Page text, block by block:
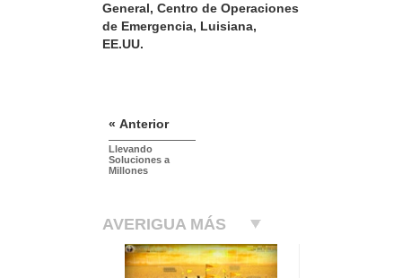
General, Centro de Operaciones
de Emergencia, Luisiana,
EE.UU.
« Anterior
Llevando
Soluciones a
Millones
AVERIGUA MÁS